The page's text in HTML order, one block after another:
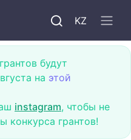
KZ
будут
на этой
instagram, чтобы не
конкурса грантов!